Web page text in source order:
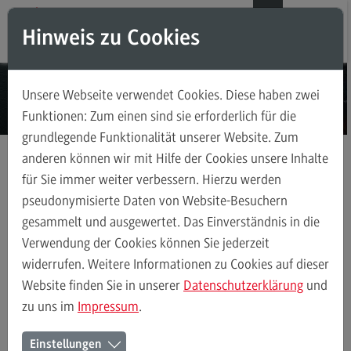
Direkt zum Inhalt
Direkt zum Hauptmenu
Direkt zum Footer
Modul-O-Mat
Masterstudiengänge
Accounting, Controlling, Taxation
Accounting, Controlling, Taxation
Modulangebot
Berufsperspektiven
Kontakt
Advanced Practice in Healthcare
Advanced Practice in Healthcare
Rahmenbedingungen
Masterstudiengänge
Data Science and Artificial Intelligence
Kontakt
(External link)
Ihr Kontakt zum Master Data
Hinweis zu Cookies
Unsere Webseite verwendet Cookies. Diese haben zwei
Funktionen: Zum einen sind sie erforderlich für die
grundlegende Funktionalität unserer Website. Zum
anderen können wir mit Hilfe der Cookies unsere Inhalte
für Sie immer weiter verbessern. Hierzu werden
pseudonymisierte Daten von Website-Besuchern
gesammelt und ausgewertet. Das Einverständnis in die
Verwendung der Cookies können Sie jederzeit
widerrufen. Weitere Informationen zu Cookies auf dieser
Website finden Sie in unserer Datenschutzerklärung und
zu uns im Impressum.
Einstellungen